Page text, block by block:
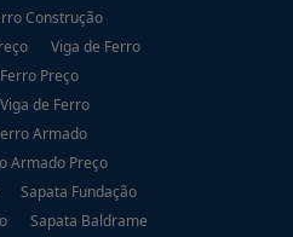
Construção
Viga de Ferro
Preço
de Ferro
Armado
Armado Preço
Sapata Fundação
Sapata Baldrame